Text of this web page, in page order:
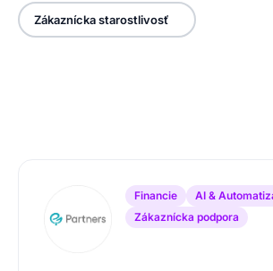
Zákaznícka starostlivosť
Financie
AI &
Zákaznícka podpora